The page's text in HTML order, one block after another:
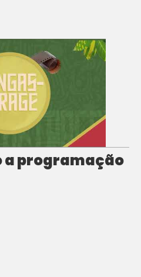
a programação